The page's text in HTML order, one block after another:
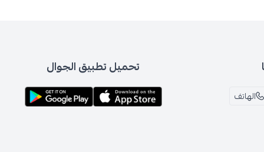
الهاتف
تحميل تطبيق الجوال